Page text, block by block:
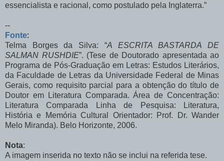
essencialista e racional, como postulado pela Inglaterra.”
--
Fonte:
Telma Borges da Silva: “A ESCRITA BASTARDA DE
SALMAN RUSHDIE”. (Tese de Doutorado apresentada ao
Programa de Pós-Graduação em Letras: Estudos Literários,
da Faculdade de Letras da Universidade Federal de Minas
Gerais, como requisito parcial para a obtenção do título de
Doutor em Literatura Comparada. Área de Concentração:
Literatura Comparada Linha de Pesquisa: Literatura,
História e Memória Cultural Orientador: Prof. Dr. Wander
Melo Miranda). Belo Horizonte, 2006.
Nota:
A imagem inserida no texto não se inclui na referida tese.